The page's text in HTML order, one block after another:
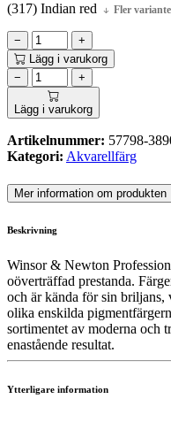
(317) Indian red Fler
−
+
Lägg i varukorg
−
+
Lägg i varukorg
Artikelnummer: 57798-
Kategori: Akvarellfärg
Mer information om produkten
Beskrivning
Winsor & Newton
oöverträffad prestanda.
och är kända för sin
olika enskilda
sortimentet av moderna och
enastående resultat.
Ytterligare information